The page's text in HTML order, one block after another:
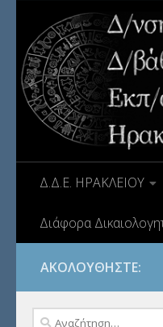
Δ.Δ.Ε. ΗΡΑΚΛΕΙΟΥ
Διάφορα
ΑΚΟΛΟΥΘΉΣΤΕ:
Αναζήτηση